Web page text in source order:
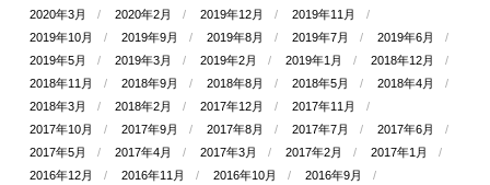
2020年3月
2020年2月 2019年12月
2019年11月
2019年10月
2019年9月 2019年8月 2019年7月
2019年6月
2019年5月
2019年3月 2019年2月 2019年1月
2018年12月
2018年11月
2018年9月 2018年8月 2018年5月
2018年4月
2018年3月
2018年2月 2017年12月
2017年11月
2017年10月
2017年9月 2017年8月 2017年7月
2017年6月
2017年5月
2017年4月 2017年3月 2017年2月
2017年1月
2016年12月
2016年11月 2016年10月
2016年9月